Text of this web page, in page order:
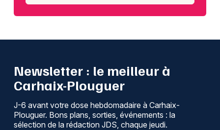
Newsletter : le meilleur à
Carhaix-Plouguer
J-6 avant votre dose hebdomadaire à Carhaix-
Plouguer. Bons plans, sorties, événements : la
sélection de la rédaction JDS, chaque jeudi.